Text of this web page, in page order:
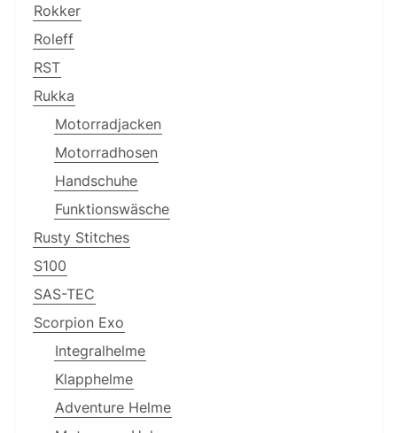
Rokker
Roleff
RST
Rukka
Motorradjacken
Motorradhosen
Handschuhe
Funktionswäsche
Rusty Stitches
S100
SAS-TEC
Scorpion Exo
Integralhelme
Klapphelme
Adventure Helme